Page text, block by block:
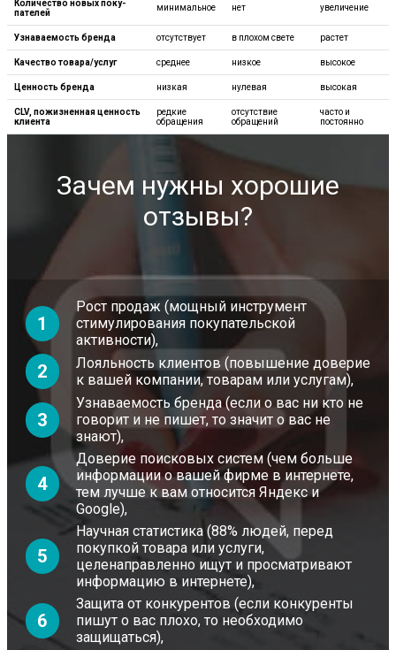
Количество новых поку­
пателей
минимальное нет увеличение
Узнаваемость бренда отсутствует в плохом свете растет
Качество товара/услуг среднее низкое высокое
Ценность бренда низкая нулевая высокая
CLV, пожизнен­ная ценность
клиента
редкие
обращения
отсутствие
обращений
часто и
постоянно
Зачем нужны хорошие
отзывы?
1
Рост продаж (мощный инструмент
стимулирования покупательской
активности),
2
Лояльность клиентов (повышение доверие
к вашей компании, товарам или услугам),
3
Узнаваемость бренда (если о вас ни кто не
говорит и не пишет, то значит о вас не
знают),
4
Доверие поисковых систем (чем больше
информации о вашей фирме в интернете,
тем лучше к вам относится Яндекс и
Google),
5
Научная статистика (88% людей, перед
покупкой товара или услуги,
целенаправленно ищут и просматривают
информацию в интернете),
6
Защита от конкурентов (если конкуренты
пишут о вас плохо, то необходимо
защищаться),